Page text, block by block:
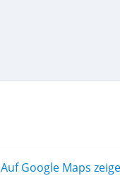
Auf Google Maps